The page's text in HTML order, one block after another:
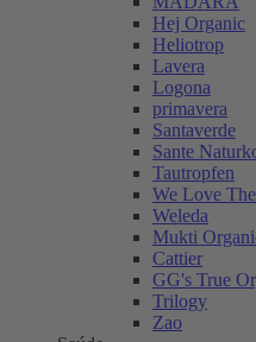
Hej Organic
Heliotrop
Lavera
Logona
primavera
Santaverde
Sante
Tautropfen
We Love
Weleda
Mukti
Cattier
GG's True
Trilogy
Zao